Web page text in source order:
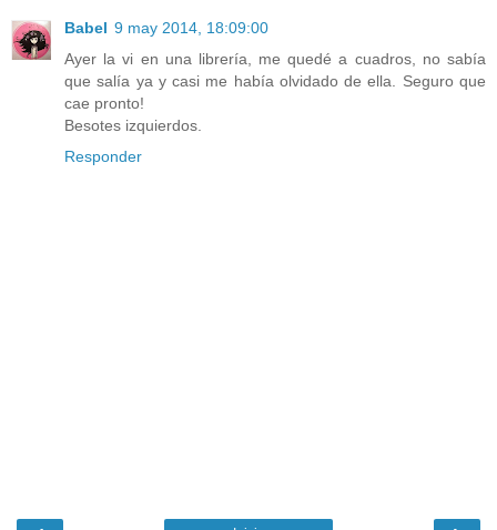
Babel 9 may 2014, 18:09:00
Ayer la vi en una librería, me quedé a cuadros, no sabía
que salía ya y casi me había olvidado de ella. Seguro que
cae pronto!
Besotes izquierdos.
Responder